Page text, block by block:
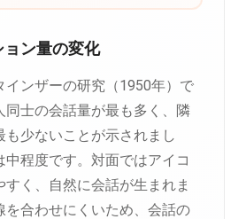
ョン量の変化
インザーの研究（1950年）で
同士の会話量が最も多く、隣
も少ないことが示されまし
中程度です。対面ではアイコ
すく、自然に会話が生まれま
を合わせにくいため、会話の